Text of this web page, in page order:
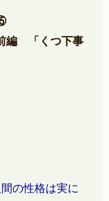
⑮
「くつ下事
の性格は実に